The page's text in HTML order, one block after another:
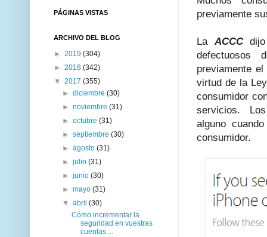
previamente
LaACCC
defectuosos
previamente
virtud de la
consumidor
servicios. Los
alguno
consumidor.
PÁGINAS VISTAS
ARCHIVO DEL BLOG
► 2019 (304)
► 2018 (342)
▼ 2017 (355)
►diciembre(30)
►noviembre(31)
►octubre(31)
►septiembre(30)
►agosto(31)
►julio(31)
►junio(30)
►mayo(31)
▼abril(30)
Cómo incrementar la
seguridad en vuestras
cuentas ...